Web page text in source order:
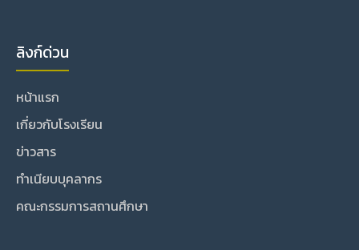
ลิงก์ด่วน
หน้าแรก
เกี่ยวกับโรงเรียน
ข่าวสาร
ทำเนียบบุคลากร
คณะกรรมการสถานศึกษา